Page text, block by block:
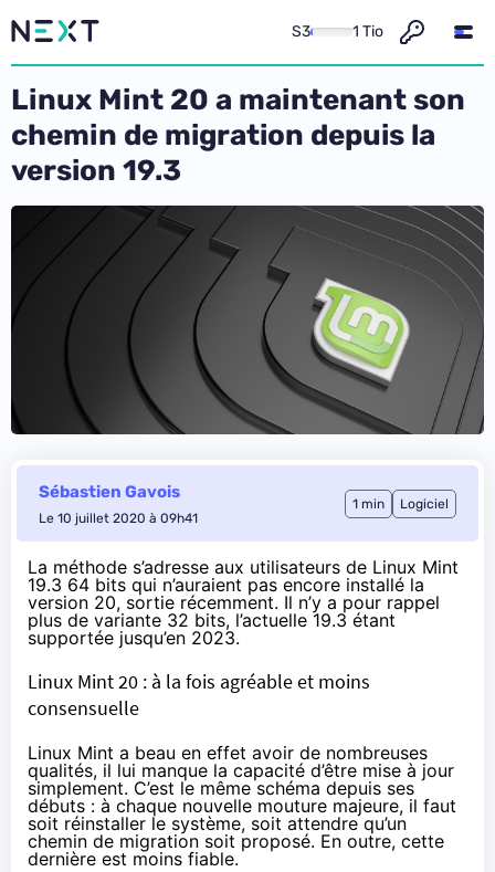
S3 1 Tio
Linux Mint 20 a maintenant son
chemin de migration depuis la
version 19.3
Sébastien Gavois
Le 10 juillet 2020 à 09h41
1 min Logiciel
La méthode s’adresse aux utilisateurs de Linux Mint
19.3 64 bits qui n’auraient pas encore installé la
version 20, sortie récemment. Il n’y a pour rappel
plus de variante 32 bits, l’actuelle 19.3 étant
supportée jusqu’en 2023.
Linux Mint 20 : à la fois agréable et moins
consensuelle
Linux Mint a beau en effet avoir de nombreuses
qualités, il lui manque la capacité d’être mise à jour
simplement. C’est le même schéma depuis ses
débuts : à chaque nouvelle mouture majeure, il faut
soit réinstaller le système, soit attendre qu’un
chemin de migration soit proposé. En outre, cette
dernière est moins fiable.